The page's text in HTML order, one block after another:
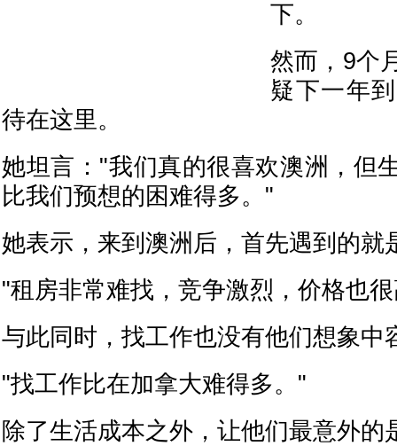
下。
然而，9个
疑下一年
待在这里。
她坦言："我们真的很喜欢澳洲，但
比我们预想的困难得多。"
她表示，来到澳洲后，首先遇到的就
"租房非常难找，竞争激烈，价格也
与此同时，找工作也没有他们想象中
"找工作比在加拿大难得多。"
除了生活成本之外，让他们最意外的